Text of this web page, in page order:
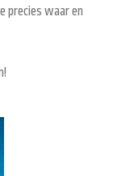
precies waar en